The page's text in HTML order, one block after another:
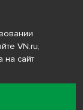
VN.ru,
на сайт